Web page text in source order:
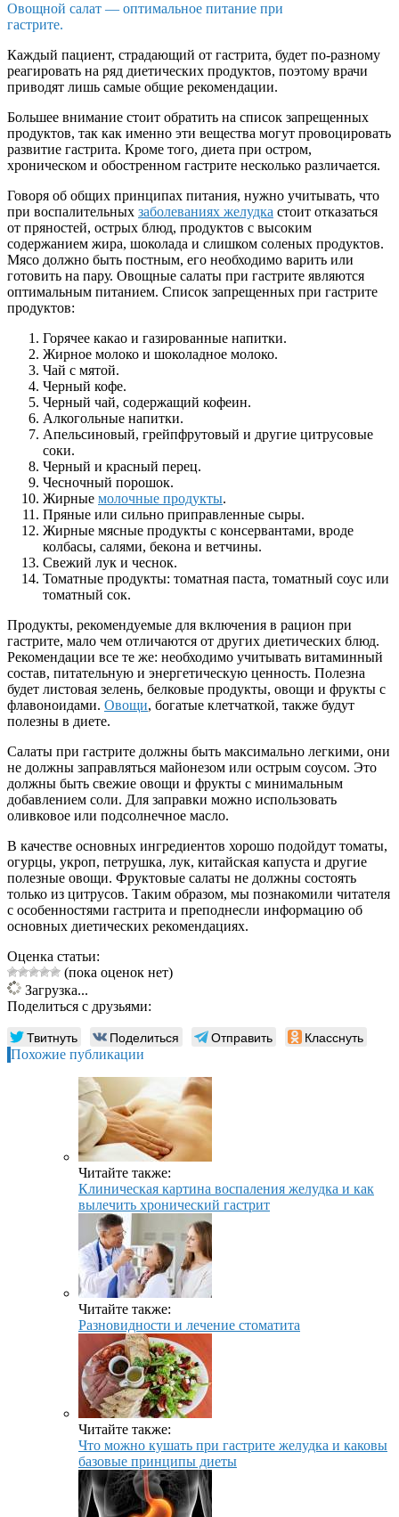
Овощной салат — оптимальное питание при
гастрите.
Каждый пациент, страдающий от гастрита, будет по-разному
реагировать на ряд диетических продуктов, поэтому врачи
приводят лишь самые общие рекомендации.
Большее внимание стоит обратить на список запрещенных
продуктов, так как именно эти вещества могут провоцировать
развитие гастрита. Кроме того, диета при остром,
хроническом и обостренном гастрите несколько различается.
Говоря об общих принципах питания, нужно учитывать, что
при воспалительных заболеваниях желудка стоит отказаться
от пряностей, острых блюд, продуктов с высоким
содержанием жира, шоколада и слишком соленых продуктов.
Мясо должно быть постным, его необходимо варить или
готовить на пару. Овощные салаты при гастрите являются
оптимальным питанием. Список запрещенных при гастрите
продуктов:
Горячее какао и газированные напитки.
Жирное молоко и шоколадное молоко.
Чай с мятой.
Черный кофе.
Черный чай, содержащий кофеин.
Алкогольные напитки.
Апельсиновый, грейпфрутовый и другие цитрусовые
соки.
Черный и красный перец.
Чесночный порошок.
Жирные молочные продукты.
Пряные или сильно приправленные сыры.
Жирные мясные продукты с консервантами, вроде
колбасы, салями, бекона и ветчины.
Свежий лук и чеснок.
Томатные продукты: томатная паста, томатный соус или
томатный сок.
Продукты, рекомендуемые для включения в рацион при
гастрите, мало чем отличаются от других диетических блюд.
Рекомендации все те же: необходимо учитывать витаминный
состав, питательную и энергетическую ценность. Полезна
будет листовая зелень, белковые продукты, овощи и фрукты с
флавоноидами. Овощи, богатые клетчаткой, также будут
полезны в диете.
Салаты при гастрите должны быть максимально легкими, они
не должны заправляться майонезом или острым соусом. Это
должны быть свежие овощи и фрукты с минимальным
добавлением соли. Для заправки можно использовать
оливковое или подсолнечное масло.
В качестве основных ингредиентов хорошо подойдут томаты,
огурцы, укроп, петрушка, лук, китайская капуста и другие
полезные овощи. Фруктовые салаты не должны состоять
только из цитрусов. Таким образом, мы познакомили читателя
с особенностями гастрита и преподнесли информацию об
основных диетических рекомендациях.
Оценка статьи:
(пока оценок нет)
Загрузка...
Поделиться с друзьями:
Твитнуть Поделиться Отправить Класснуть
Похожие публикации
Читайте также:
Клиническая картина воспаления желудка и как
вылечить хронический гастрит
Читайте также:
Разновидности и лечение стоматита
Читайте также:
Что можно кушать при гастрите желудка и каковы
базовые принципы диеты